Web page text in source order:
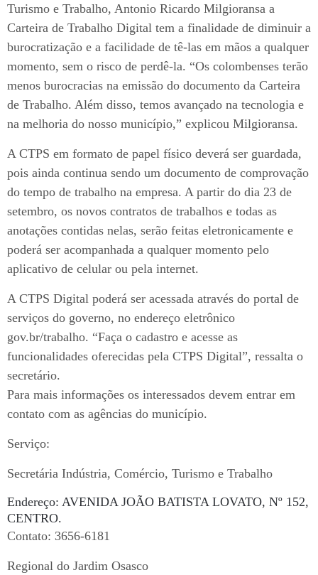
Turismo e Trabalho, Antonio Ricardo Milgioransa a
Carteira de Trabalho Digital tem a finalidade de diminuir a
burocratização e a facilidade de tê-las em mãos a qualquer
momento, sem o risco de perdê-la. “Os colombenses terão
menos burocracias na emissão do documento da Carteira
de Trabalho. Além disso, temos avançado na tecnologia e
na melhoria do nosso município,” explicou Milgioransa.
A CTPS em formato de papel físico deverá ser guardada,
pois ainda continua sendo um documento de comprovação
do tempo de trabalho na empresa. A partir do dia 23 de
setembro, os novos contratos de trabalhos e todas as
anotações contidas nelas, serão feitas eletronicamente e
poderá ser acompanhada a qualquer momento pelo
aplicativo de celular ou pela internet.
A CTPS Digital poderá ser acessada através do portal de
serviços do governo, no endereço eletrônico
gov.br/trabalho. “Faça o cadastro e acesse as
funcionalidades oferecidas pela CTPS Digital”, ressalta o
secretário.
Para mais informações os interessados devem entrar em
contato com as agências do município.
Serviço:
Secretária Indústria, Comércio, Turismo e Trabalho
Endereço: AVENIDA JOÃO BATISTA LOVATO, Nº 152,
CENTRO.
Contato: 3656-6181
Regional do Jardim Osasco